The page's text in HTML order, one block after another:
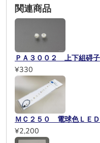
関連商品
ＰＡ３００２ 上下組碍子
¥330
ＭＣ２５０ 電球色ＬＥ
¥2,200